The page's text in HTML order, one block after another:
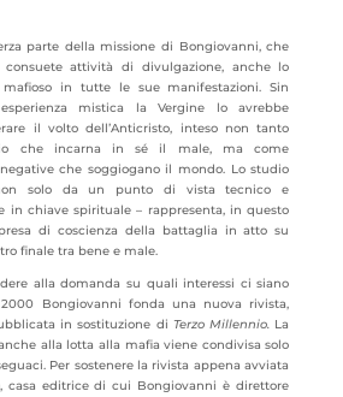
parte della missione di Bongiovanni, che
attività di divulgazione, anche lo
in tutte le sue manifestazioni. Sin
mistica la Vergine lo avrebbe
il volto dell’Anticristo, inteso non tanto
che incarna in sé il male, ma come
che soggiogano il mondo. Lo studio
solo da un punto di vista tecnico e
in chiave spirituale – rappresenta, in questo
di coscienza della battaglia in atto su
finale tra bene e male.
alla domanda su quali interessi ci siano
Bongiovanni fonda una nuova rivista,
in sostituzione di Terzo Millennio. La
alla lotta alla mafia viene condivisa solo
Per sostenere la rivista appena avviata
, casa editrice di cui Bongiovanni è direttore